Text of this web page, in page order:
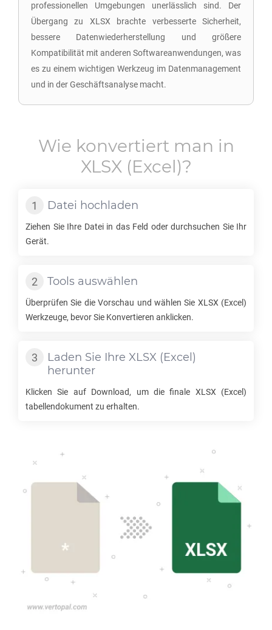
professionellen Umgebungen unerlässlich sind. Der
Übergang zu XLSX brachte verbesserte Sicherheit,
bessere Datenwiederherstellung und größere
Kompatibilität mit anderen Softwareanwendungen, was
es zu einem wichtigen Werkzeug im Datenmanagement
und in der Geschäftsanalyse macht.
Wie konvertiert man in
XLSX(Excel)?
Datei hochladen
Ziehen Sie Ihre Datei in das Feld oder durchsuchen Sie Ihr
Gerät.
Tools auswählen
Überprüfen Sie die Vorschau und wählen Sie XLSX (Excel)
Werkzeuge, bevor Sie Konvertieren anklicken.
Laden Sie Ihre XLSX (Excel)
herunter
Klicken Sie auf Download, um die finale XLSX (Excel)
tabellendokument zu erhalten.